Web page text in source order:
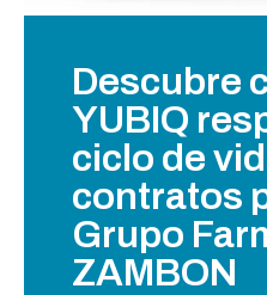
Descubre
YUBIQ
ciclo de
contratos
Grupo
ZAMBON